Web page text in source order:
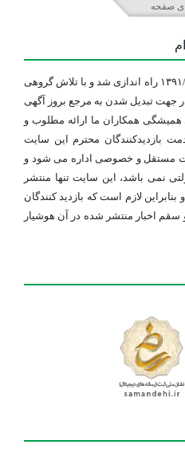
صفحه
سایت ایران استخدام در تاریخ ۱۳۹۱/۱/۱۰ راه اندازی شد و با تلاش گروهی
جهت تبدیل شدن به مرجع بروز آگهی
همکاران ما ارائه مطلوب و
بازدیدکنندگان محترم این سایت
مستقل و خصوصی اداره می شود و
نمی باشد، این سایت تنها منتشر
لازم است که بازدید کنندگان
اخبار منتشر شده در آن هوشیار